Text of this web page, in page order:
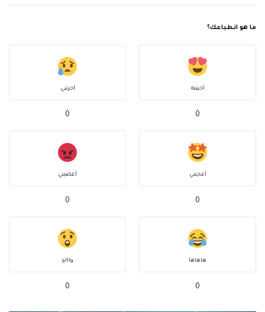
ما هو انطباعك؟
أحببته
0
أحزنني
0
أعجبني
0
أغضبني
0
هاهاها
0
واااو
0